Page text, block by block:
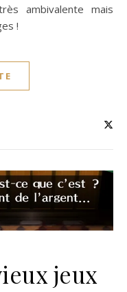
ambivalente mais
!
jeux